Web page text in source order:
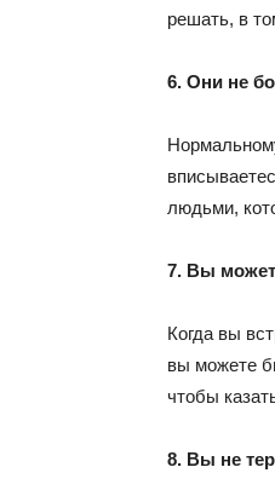
решать, в
6. Они не
людьми,
7. Вы
Когда вы
вы можете
чтобы
8. Вы не